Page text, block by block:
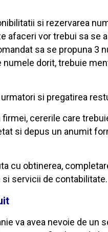
si rezervarea
vor trebui sa
sa se propuna
dorit, trebuie
si pregatirea
cererile care
si depus un anumit
cu obtinerea,
servicii de contabilitate.
va avea nevoie de